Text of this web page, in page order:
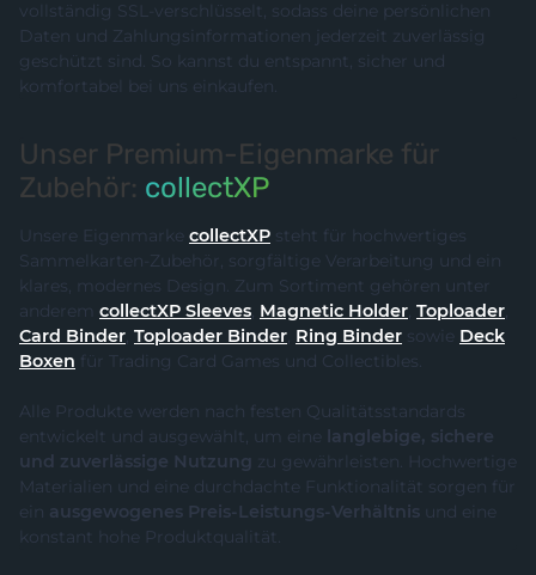
vollständig SSL-verschlüsselt, sodass deine persönlichen
Daten und Zahlungsinformationen jederzeit zuverlässig
geschützt sind. So kannst du entspannt, sicher und
komfortabel bei uns einkaufen.
Unser Premium-Eigenmarke für
Zubehör: collectXP
Unsere Eigenmarke collectXP steht für hochwertiges
Sammelkarten-Zubehör, sorgfältige Verarbeitung und ein
klares, modernes Design. Zum Sortiment gehören unter
anderem collectXP Sleeves, Magnetic Holder, Toploader,
Card Binder, Toploader Binder, Ring Binder sowie Deck
Boxen für Trading Card Games und Collectibles.
Alle Produkte werden nach festen Qualitätsstandards
entwickelt und ausgewählt, um eine langlebige, sichere
und zuverlässige Nutzung zu gewährleisten. Hochwertige
Materialien und eine durchdachte Funktionalität sorgen für
ein ausgewogenes Preis-Leistungs-Verhältnis und eine
konstant hohe Produktqualität.